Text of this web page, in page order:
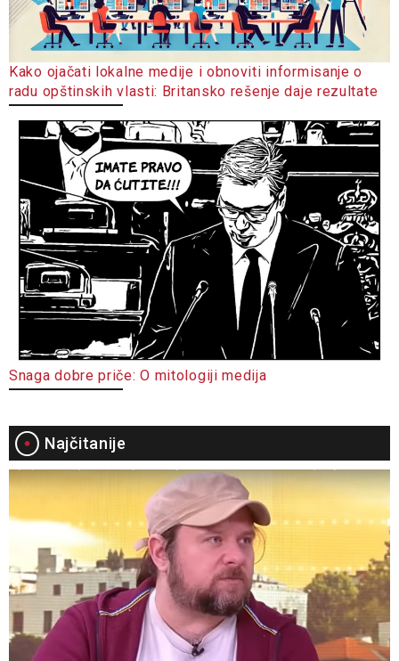
Kako ojačati lokalne medije i obnoviti informisanje o
radu opštinskih vlasti: Britansko rešenje daje rezultate
Snaga dobre priče: O mitologiji medija
Najčitanije